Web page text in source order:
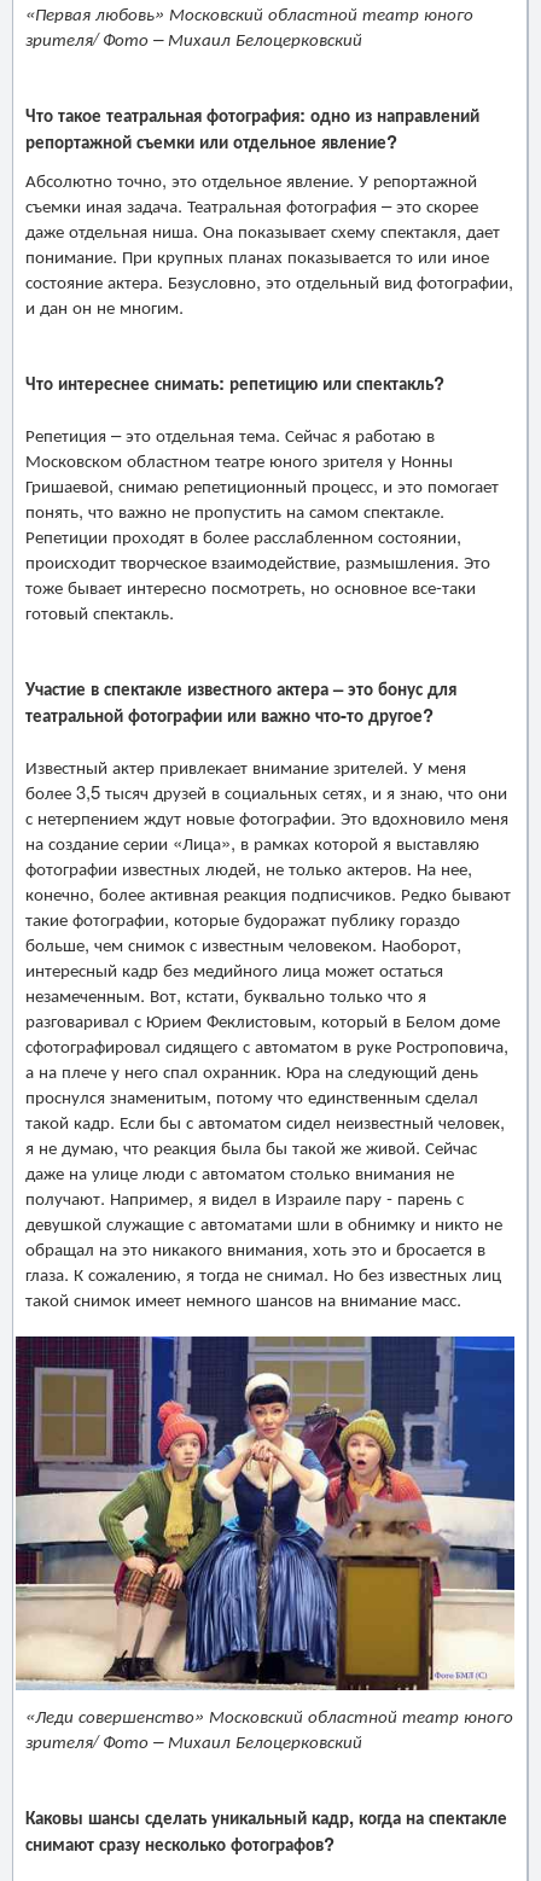
«Первая любовь» Московский областной театр юного
зрителя/ Фото – Михаил Белоцерковский
Что такое театральная фотография: одно из направлений
репортажной съемки или отдельное явление?
Абсолютно точно, это отдельное явление. У репортажной
съемки иная задача. Театральная фотография – это скорее
даже отдельная ниша. Она показывает схему спектакля, дает
понимание. При крупных планах показывается то или иное
состояние актера. Безусловно, это отдельный вид фотографии,
и дан он не многим.
Что интереснее снимать: репетицию или спектакль?
Репетиция – это отдельная тема. Сейчас я работаю в
Московском областном театре юного зрителя у Нонны
Гришаевой, снимаю репетиционный процесс, и это помогает
понять, что важно не пропустить на самом спектакле.
Репетиции проходят в более расслабленном состоянии,
происходит творческое взаимодействие, размышления. Это
тоже бывает интересно посмотреть, но основное все-таки
готовый спектакль.
Участие в спектакле известного актера – это бонус для
театральной фотографии или важно что-то другое?
Известный актер привлекает внимание зрителей. У меня
более 3,5 тысяч друзей в социальных сетях, и я знаю, что они
с нетерпением ждут новые фотографии. Это вдохновило меня
на создание серии «Лица», в рамках которой я выставляю
фотографии известных людей, не только актеров. На нее,
конечно, более активная реакция подписчиков. Редко бывают
такие фотографии, которые будоражат публику гораздо
больше, чем снимок с известным человеком. Наоборот,
интересный кадр без медийного лица может остаться
незамеченным. Вот, кстати, буквально только что я
разговаривал с Юрием Феклистовым, который в Белом доме
сфотографировал сидящего с автоматом в руке Ростроповича,
а на плече у него спал охранник. Юра на следующий день
проснулся знаменитым, потому что единственным сделал
такой кадр. Если бы с автоматом сидел неизвестный человек,
я не думаю, что реакция была бы такой же живой. Сейчас
даже на улице люди с автоматом столько внимания не
получают. Например, я видел в Израиле пару - парень с
девушкой служащие с автоматами шли в обнимку и никто не
обращал на это никакого внимания, хоть это и бросается в
глаза. К сожалению, я тогда не снимал. Но без известных лиц
такой снимок имеет немного шансов на внимание масс.
«Леди совершенство» Московский областной театр юного
зрителя/ Фото – Михаил Белоцерковский
Каковы шансы сделать уникальный кадр, когда на спектакле
снимают сразу несколько фотографов?